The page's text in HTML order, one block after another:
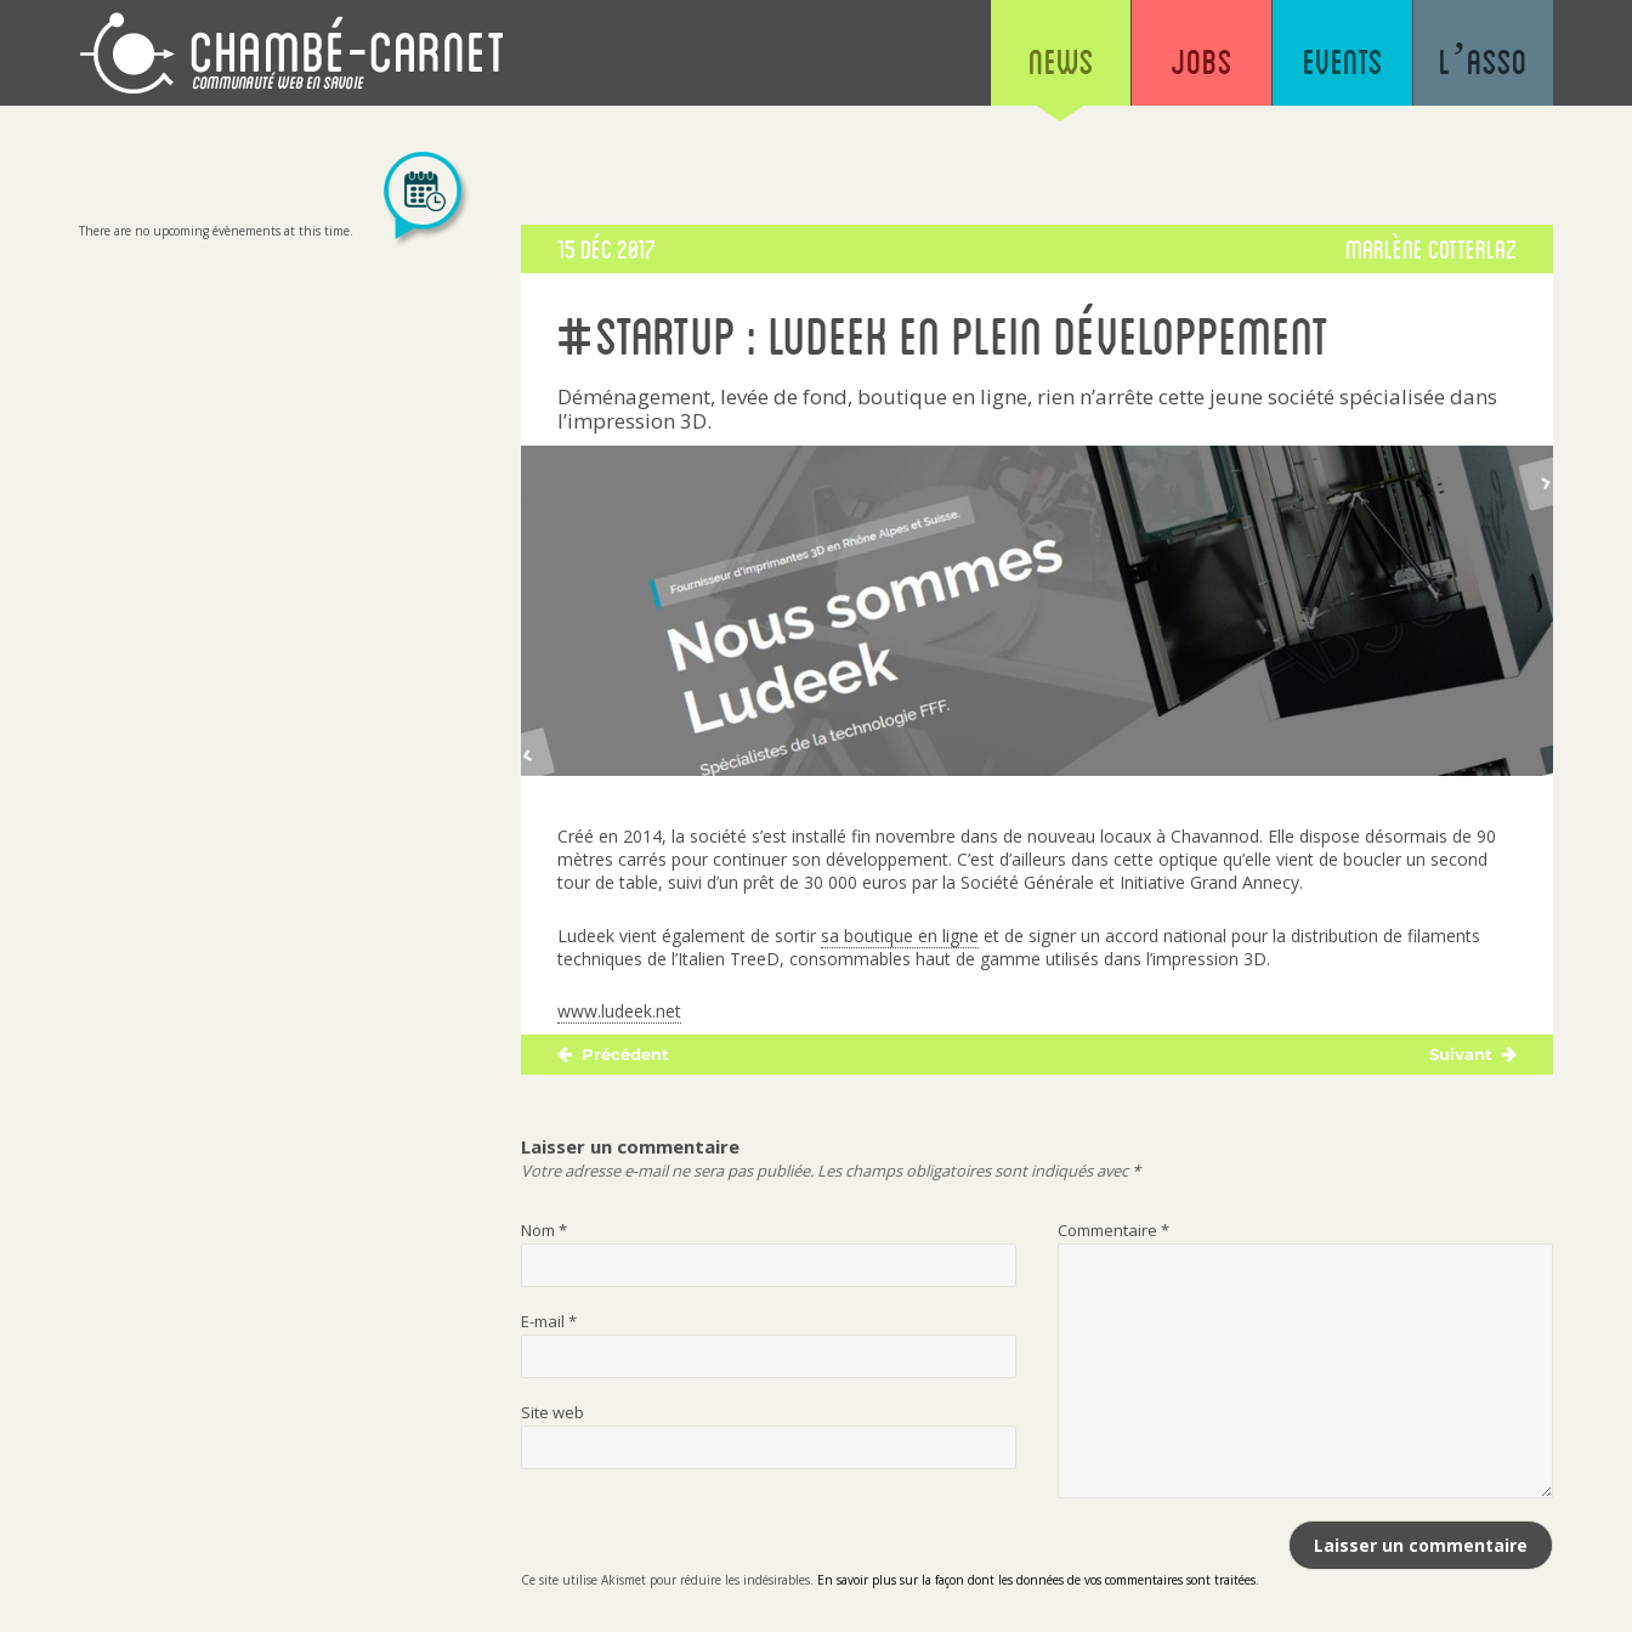
News Jobs Events L’asso
Publié
15 Déc 2017 Marlène Cotterlaz
#startup : Ludeek en plein développement
Déménagement, levée de fond, boutique en ligne, rien n’arrête cette jeune société spécialisée dans
l’impression 3D.
Créé en 2014, la société s’est installé fin novembre dans de nouveau locaux à Chavannod. Elle dispose désormais de 90
mètres carrés pour continuer son développement. C’est d’ailleurs dans cette optique qu’elle vient de boucler un second
tour de table, suivi d’un prêt de 30 000 euros par la Société Générale et Initiative Grand Annecy.
Ludeek vient également de sortir sa boutique en ligne et de signer un accord national pour la distribution de filaments
techniques de l’Italien TreeD, consommables haut de gamme utilisés dans l’impression 3D.
www.ludeek.net
NavigationPrécédent
Publication
Suivant
Publication
Laisser un commentaire
Votre adresse e-mail ne sera pas publiée. Les champs obligatoires sont indiqués avec*
Commentaire*
Nom*
E-mail*
Site web
Ce site utilise Akismet pour réduire les indésirables. En savoir plus sur la façon dont les données de vos commentaires sont traitées
There are no upcoming évènements at this time.